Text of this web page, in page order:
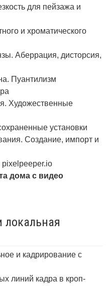
для пейзажа и
и хроматического
Аберрация, дисторсия,
Пуантилизм
Художественные
установки
Создание, импорт и
pixelpeeper.io
дома с видео
локальная
и кадрирование с
линий кадра в кроп-